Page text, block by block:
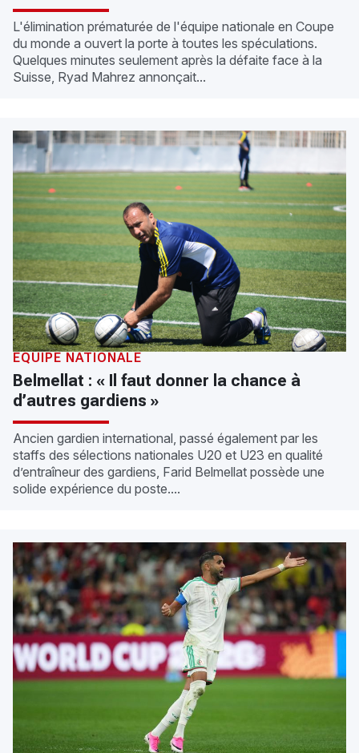
L'élimination prématurée de l'équipe nationale en Coupe
du monde a ouvert la porte à toutes les spéculations.
Quelques minutes seulement après la défaite face à la
Suisse, Ryad Mahrez annonçait...
ÉQUIPE NATIONALE
Belmellat : « Il faut donner la chance à
d’autres gardiens »
Ancien gardien international, passé également par les
staffs des sélections nationales U20 et U23 en qualité
d’entraîneur des gardiens, Farid Belmellat possède une
solide expérience du poste....